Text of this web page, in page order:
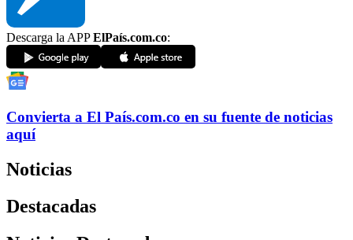
Descarga la APPElPaís.com.co:
Convierta a El País.com.co en su fuente de noticias
aquí
Noticias
Destacadas